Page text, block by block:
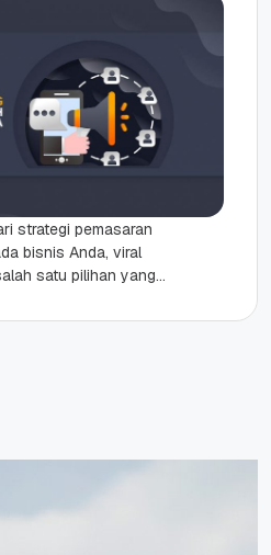
strategi pemasaran
bisnis Anda, viral
satu pilihan yang